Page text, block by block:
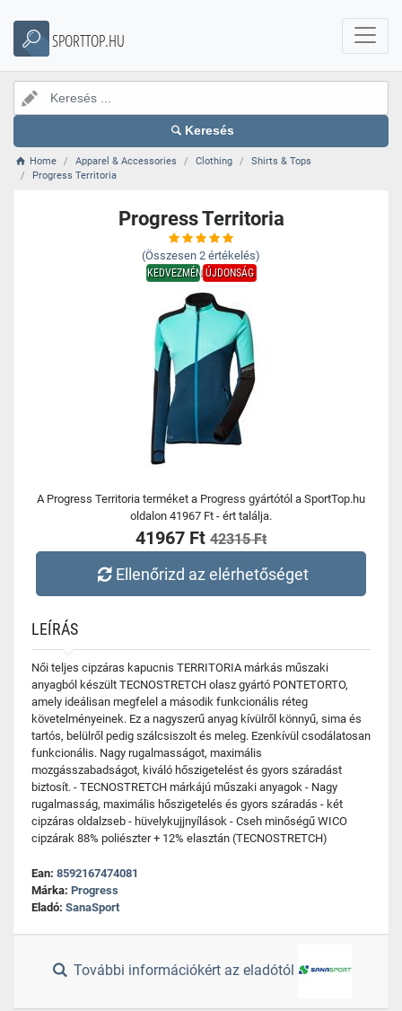
SPORTTOP.HU
Keresés
Home Apparel & Accessories Clothing
Shirts & Tops
Progress Territoria
Progress Territoria
(Összesen 2 értékelés)
KEDVEZMÉNYÚJDONSÁG
A Progress Territoria terméket a Progress gyártótól a SportTop.hu
oldalon 41967 Ft - ért találja.
41967 Ft 42315 Ft
Ellenőrizd az elérhetőséget
LEÍRÁS
Női teljes cipzáras kapucnis TERRITORIA márkás műszaki
anyagból készült TECNOSTRETCH olasz gyártó PONTETORTO,
amely ideálisan megfelel a második funkcionális réteg
követelményeinek. Ez a nagyszerű anyag kívülről könnyű, sima és
tartós, belülről pedig szálcsiszolt és meleg. Ezenkívül csodálatosan
funkcionális. Nagy rugalmasságot, maximális
mozgásszabadságot, kiváló hőszigetelést és gyors száradást
biztosít. - TECNOSTRETCH márkájú műszaki anyagok - Nagy
rugalmasság, maximális hőszigetelés és gyors száradás - két
cipzáras oldalzseb - hüvelykujjnyílások - Cseh minőségű WICO
cipzárak 88% poliészter + 12% elasztán (TECNOSTRETCH)
Ean: 8592167474081
Márka: Progress
Eladó: SanaSport
További információkért az eladótól